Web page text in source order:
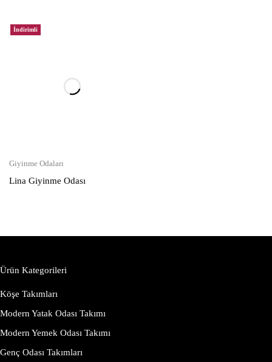
İndirimli
Giyinme Odaları
Lina Giyinme Odası
Ürün Kategorileri
Köşe Takımları
Modern Yatak Odası Takımı
Modern Yemek Odası Takımı
Genç Odası Takımları